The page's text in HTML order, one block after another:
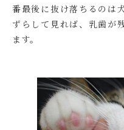
番最後に抜け落ちるのは
ずらして見れば、乳歯が
ます。